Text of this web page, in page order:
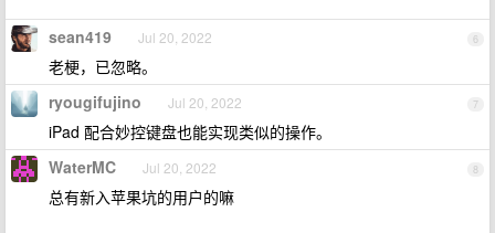
6
sean419 Jul 20, 2022
老梗，已忽略。
7
ryougifujino Jul 20, 2022
iPad 配合妙控键盘也能实现类似的操作。
8
WaterMC Jul 20, 2022
总有新入苹果坑的用户的嘛